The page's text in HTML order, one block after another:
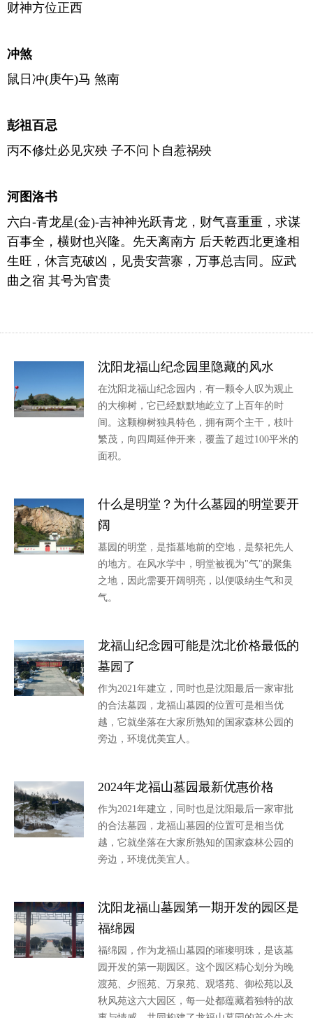
财神方位正西
冲煞
鼠日冲(庚午)马 煞南
彭祖百忌
丙不修灶必见灾殃 子不问卜自惹祸殃
河图洛书
六白-青龙星(金)-吉神神光跃青龙，财气喜重重，求谋
百事全，横财也兴隆。先天离南方 后天乾西北更逢相
生旺，休言克破凶，见贵安营寨，万事总吉同。应武
曲之宿 其号为官贵
沈阳龙福山纪念园里隐藏的风水
在沈阳龙福山纪念园内，有一颗令人叹为观止
的大柳树，它已经默默地屹立了上百年的时
间。这颗柳树独具特色，拥有两个主干，枝叶
繁茂，向四周延伸开来，覆盖了超过100平米的
面积。
什么是明堂？为什么墓园的明堂要开
阔
墓园的明堂，是指墓地前的空地，是祭祀先人
的地方。在风水学中，明堂被视为"气"的聚集
之地，因此需要开阔明亮，以便吸纳生气和灵
气。
龙福山纪念园可能是沈北价格最低的
墓园了
作为2021年建立，同时也是沈阳最后一家审批
的合法墓园，龙福山墓园的位置可是相当优
越，它就坐落在大家所熟知的国家森林公园的
旁边，环境优美宜人。
2024年龙福山墓园最新优惠价格
作为2021年建立，同时也是沈阳最后一家审批
的合法墓园，龙福山墓园的位置可是相当优
越，它就坐落在大家所熟知的国家森林公园的
旁边，环境优美宜人。
沈阳龙福山墓园第一期开发的园区是
福绵园
福绵园，作为龙福山墓园的璀璨明珠，是该墓
园开发的第一期园区。这个园区精心划分为晚
渡苑、夕照苑、万泉苑、观塔苑、御松苑以及
秋风苑这六大园区，每一处都蕴藏着独特的故